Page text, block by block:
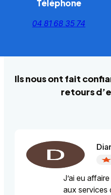
Téléphone
04 81 68 35 74
Ils nous ont fait
retours
J’ai eu
aux services